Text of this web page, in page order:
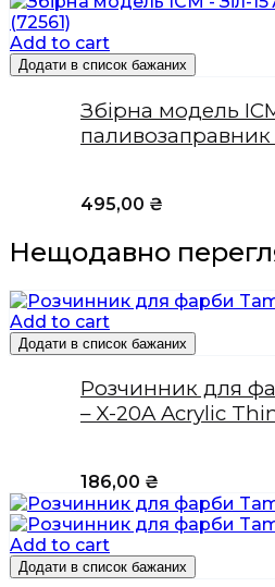
Add to cart
Додати в список бажаних
Збірна модель
паливозаправник
495,00 ₴
Нещодавно
Add to cart
Додати в список бажаних
Розчинник для
– X-20A Acrylic
186,00 ₴
Add to cart
Додати в список бажаних